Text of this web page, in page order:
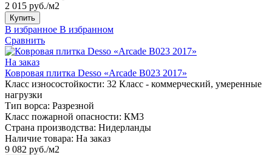
2 015 руб./м2
Купить
В избранное В избранном
Сравнить
На заказ
Ковровая плитка Desso «Arcade B023 2017»
Класс износостойкости: 32 Класс - коммерческий, умеренные
нагрузки
Тип ворса: Разрезной
Класс пожарной опасности: КМ3
Страна производства: Нидерланды
Наличие товара: На заказ
9 082 руб./м2